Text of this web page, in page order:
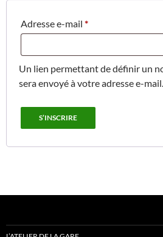
Adresse e-mail *Obligatoire
Un lien permettant de définir un
sera envoyé à votre adresse e-mail.
S’INSCRIRE